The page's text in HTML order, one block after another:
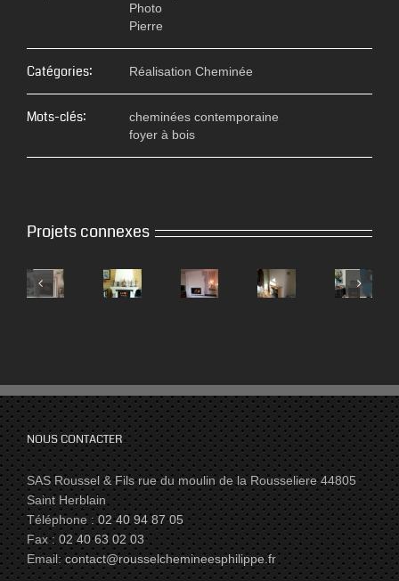
Photo
Pierre
Catégories: Réalisation Cheminée
Mots-clés:
cheminées contemporaine
foyer à bois
Projets connexes
NOUS CONTACTER
SAS Roussel & Fils rue du moulin de la Rousseliere 44805
Saint Herblain
Téléphone :02 40 94 87 05
Fax :02 40 63 02 03
Email:contact@rousselchemineesphilippe.fr